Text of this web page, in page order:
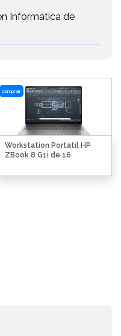
Informática de
Comprar
Workstation Portátil HP
ZBook 8 G1i de 16